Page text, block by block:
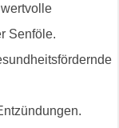
Senföle.